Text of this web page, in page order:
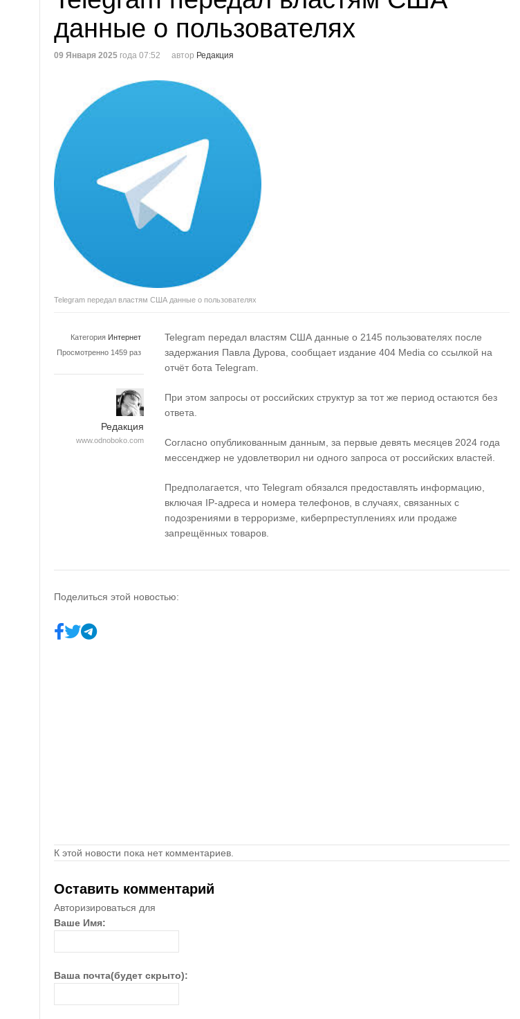
данные о пользователях
09 Января 2025 года 07:52 автор Редакция
Telegram передал властям США данные о пользователях
Категория Интернет
Просмотренно 1459 раз
Редакция
www.odnoboko.com
Telegram передал властям США данные о 2145 пользователях после
задержания Павла Дурова, сообщает издание 404 Media со ссылкой на
отчёт бота Telegram.
При этом запросы от российских структур за тот же период остаются без
ответа.
Согласно опубликованным данным, за первые девять месяцев 2024 года
мессенджер не удовлетворил ни одного запроса от российских властей.
Предполагается, что Telegram обязался предоставлять информацию,
включая IP-адреса и номера телефонов, в случаях, связанных с
подозрениями в терроризме, киберпреступлениях или продаже
запрещённых товаров.
Поделиться этой новостью:
К этой новости пока нет комментариев.
Оставить комментарий
Авторизироваться для
Ваше Имя:
Ваша почта(будет скрыто):